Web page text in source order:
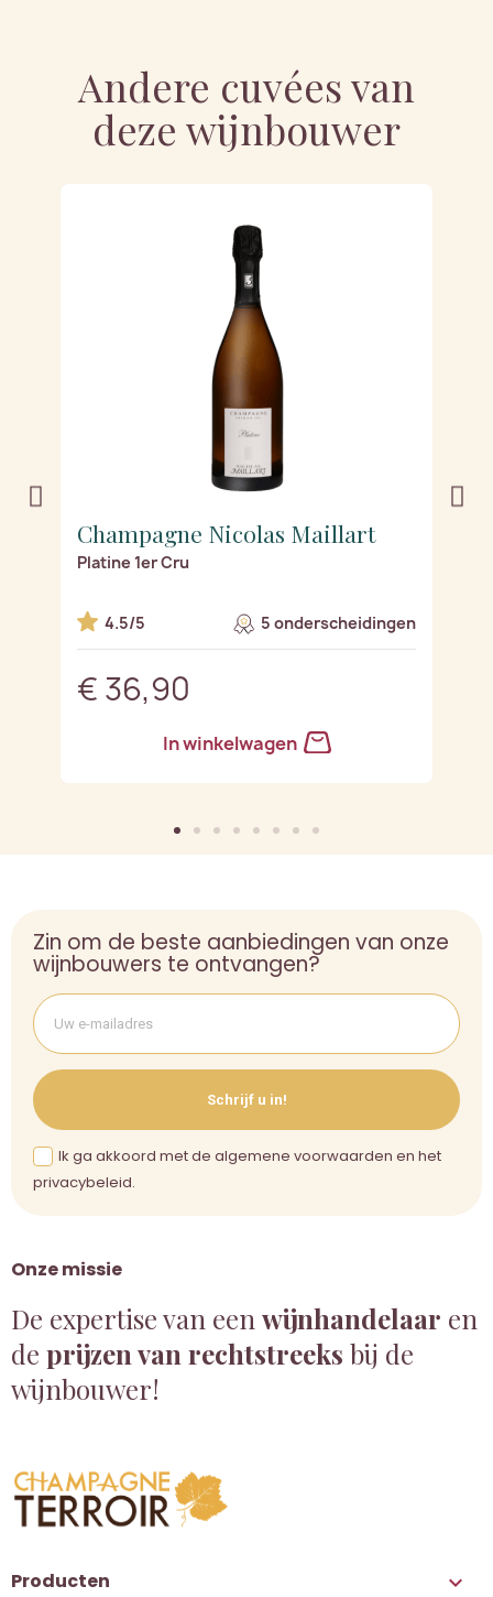
Andere cuvées van
deze wijnbouwer
Champagne Nicolas Maillart
Platine 1er Cru
4.5/5 5 onderscheidingen
€ 36,90
In winkelwagen
Onze missie
De expertise van een wijnhandelaar en
de prijzen van rechtstreeks bij de
wijnbouwer!
Zin om de beste aanbiedingen van onze
wijnbouwers te ontvangen?
Schrijf u in!
Ik ga akkoord met de algemene voorwaarden en het
privacybeleid.
Producten 